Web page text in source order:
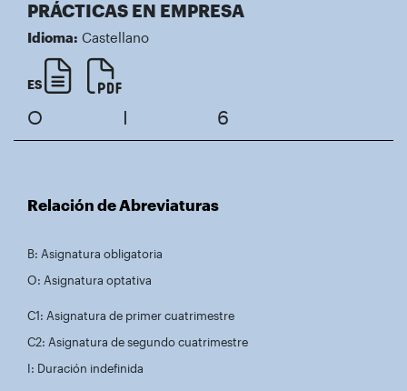
PRÁCTICAS EN EMPRESA
Idioma: Castellano
ES
O I 6
Relación de Abreviaturas
B: Asignatura obligatoria
O: Asignatura optativa
C1: Asignatura de primer cuatrimestre
C2: Asignatura de segundo cuatrimestre
I: Duración indefinida